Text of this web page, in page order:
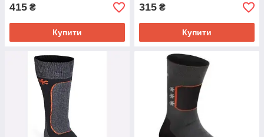
415 ₴
Купити
315 ₴
Купити